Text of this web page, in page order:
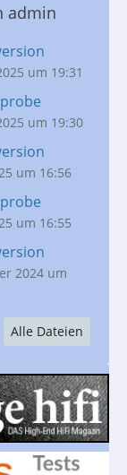
admin
um 19:31
um 19:30
um 16:56
um 16:55
2024 um
Alle Dateien